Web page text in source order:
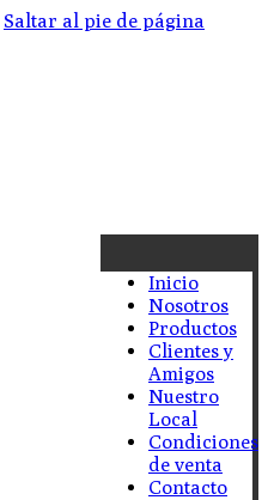
Saltar al pie de página
Inicio
Nosotros
Productos
Clientes y
Amigos
Nuestro
Local
Condiciones
de venta
Contacto